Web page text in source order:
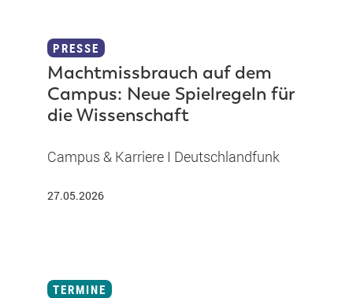
PRESSE
Machtmissbrauch auf dem
Campus: Neue Spielregeln für
die Wissenschaft
Campus & Karriere I Deutschlandfunk
27.05.2026
TERMINE